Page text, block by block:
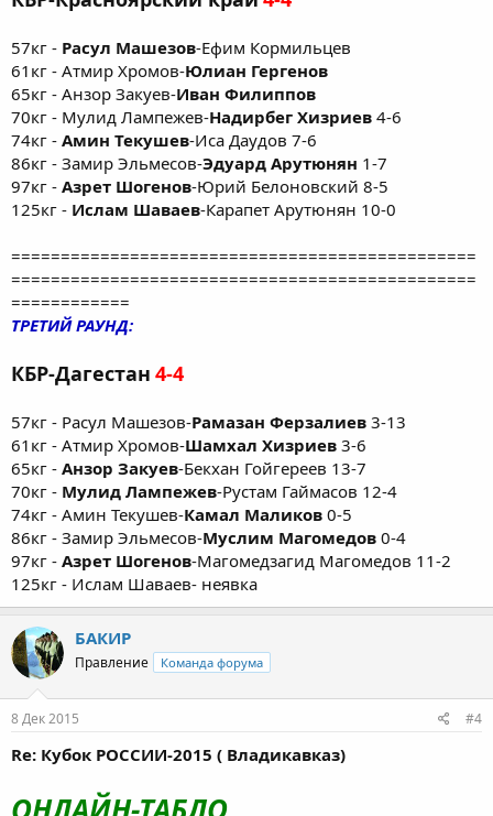
57кг - Расул Машезов-Ефим Кормильцев
61кг - Атмир Хромов-Юлиан Гергенов
65кг - Анзор Закуев-Иван Филиппов
70кг - Мулид Лампежев-Надирбег Хизриев 4-6
74кг - Амин Текушев-Иса Даудов 7-6
86кг - Замир Эльмесов-Эдуард Арутюнян 1-7
97кг - Азрет Шогенов-Юрий Белоновский 8-5
125кг - Ислам Шаваев-Карапет Арутюнян 10-0
===============================================
===============================================
============
ТРЕТИЙ РАУНД:
КБР-Дагестан 4-4
57кг - Расул Машезов-Рамазан Ферзалиев 3-13
61кг - Атмир Хромов-Шамхал Хизриев 3-6
65кг - Анзор Закуев-Бекхан Гойгереев 13-7
70кг - Мулид Лампежев-Рустам Гаймасов 12-4
74кг - Амин Текушев-Камал Маликов 0-5
86кг - Замир Эльмесов-Муслим Магомедов 0-4
97кг - Азрет Шогенов-Магомедзагид Магомедов 11-2
125кг - Ислам Шаваев- неявка
БАКИР
Правление Команда форума
8 Дек 2015 #4
Re: Кубок РОССИИ-2015 ( Владикавказ)